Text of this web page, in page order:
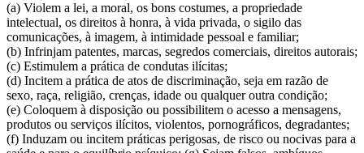
(a) Violem a lei, a moral, os bons costumes, a propriedade
intelectual, os direitos à honra, à vida privada, o sigilo das
comunicações, à imagem, à intimidade pessoal e familiar;
(b) Infrinjam patentes, marcas, segredos comerciais, direitos autorais;
(c) Estimulem a prática de condutas ilícitas;
(d) Incitem a prática de atos de discriminação, seja em razão de
sexo, raça, religião, crenças, idade ou qualquer outra condição;
(e) Coloquem à disposição ou possibilitem o acesso a mensagens,
produtos ou serviços ilícitos, violentos, pornográficos, degradantes;
(f) Induzam ou incitem práticas perigosas, de risco ou nocivas para a